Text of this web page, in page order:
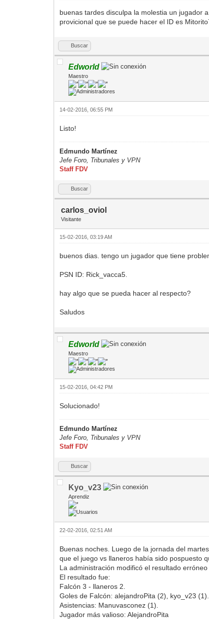
buenas tardes disculpa la molestia un jugador
provicional que se puede hacer el ID es
Buscar
Edworld
Maestro
14-02-2016, 06:55 PM
Listo!
Edmundo Martínez
Jefe Foro, Tribunales y VPN
Staff FDV
Buscar
carlos_oviol
Visitante
15-02-2016, 03:19 AM
buenos dias. tengo un jugador que tiene
PSN ID: Rick_vacca5.
hay algo que se pueda hacer al respecto?
Saludos
Edworld
Maestro
15-02-2016, 04:42 PM
Solucionado!
Edmundo Martínez
Jefe Foro, Tribunales y VPN
Staff FDV
Buscar
Kyo_v23
Aprendiz
22-02-2016, 02:51 AM
Buenas noches. Luego de la jornada del
que el juego vs llaneros había sido pospuesto
La administración modificó el resultado
El resultado fue:
Falcón 3 - llaneros 2.
Goles de Falcón: alejandroPita (2), kyo_v23 (1).
Asistencias: Manuvasconez (1).
Jugador más valioso: AlejandroPita